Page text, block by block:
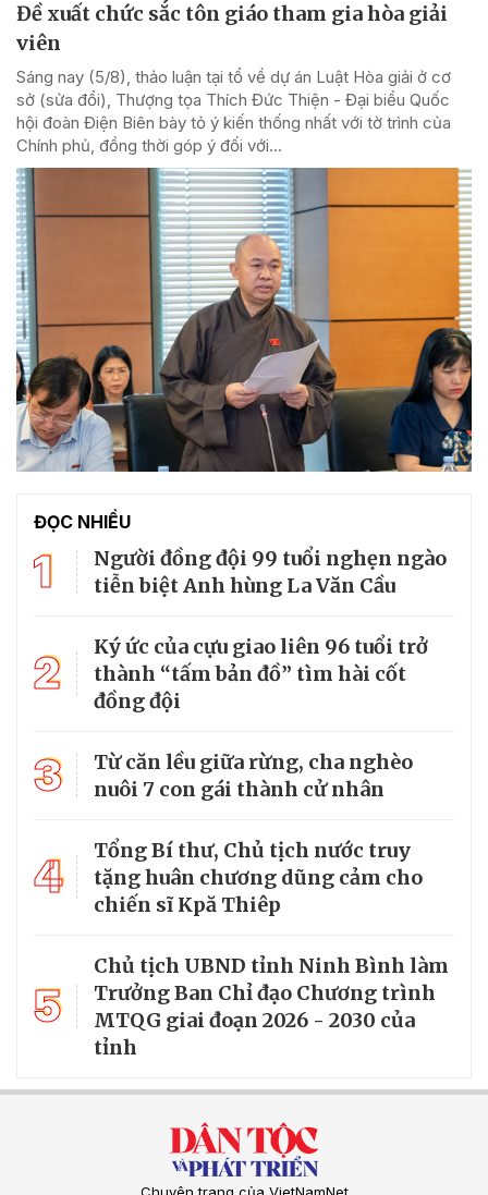
Đề xuất chức sắc tôn giáo tham gia hòa giải
viên
Sáng nay (5/8), thảo luận tại tổ về dự án Luật Hòa giải ở cơ
sở (sửa đổi), Thượng tọa Thích Đức Thiện - Đại biểu Quốc
hội đoàn Điện Biên bày tỏ ý kiến thống nhất với tờ trình của
Chính phủ, đồng thời góp ý đối với...
ĐỌC NHIỀU
1
Người đồng đội 99 tuổi nghẹn ngào
tiễn biệt Anh hùng La Văn Cầu
2
Ký ức của cựu giao liên 96 tuổi trở
thành “tấm bản đồ” tìm hài cốt
đồng đội
3
Từ căn lều giữa rừng, cha nghèo
nuôi 7 con gái thành cử nhân
4
Tổng Bí thư, Chủ tịch nước truy
tặng huân chương dũng cảm cho
chiến sĩ Kpă Thiêp
5
Chủ tịch UBND tỉnh Ninh Bình làm
Trưởng Ban Chỉ đạo Chương trình
MTQG giai đoạn 2026 - 2030 của
tỉnh